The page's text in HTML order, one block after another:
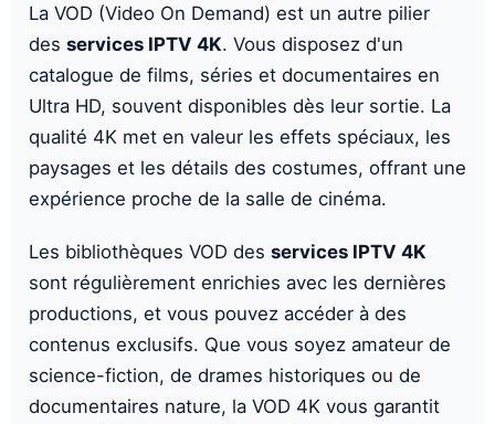
La VOD (Video On Demand) est un autre pilier
des services IPTV 4K. Vous disposez d'un
catalogue de films, séries et documentaires en
Ultra HD, souvent disponibles dès leur sortie. La
qualité 4K met en valeur les effets spéciaux, les
paysages et les détails des costumes, offrant une
expérience proche de la salle de cinéma.
Les bibliothèques VOD des services IPTV 4K
sont régulièrement enrichies avec les dernières
productions, et vous pouvez accéder à des
contenus exclusifs. Que vous soyez amateur de
science-fiction, de drames historiques ou de
documentaires nature, la VOD 4K vous garantit